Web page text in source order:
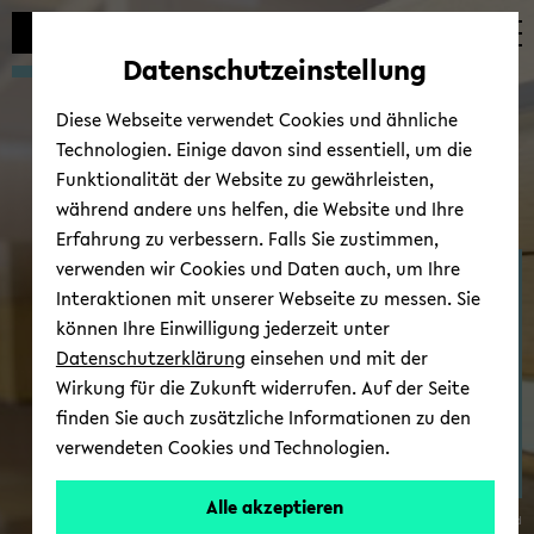
Automatische
vermeiden
zum
wechseln
zum
wechseln
zum
wechseln
Ter­mi­ne/News
© Uni­ver­si­tät Bie­le­feld
Datenschutzeinstellung
Diese Webseite verwendet Cookies und ähnliche
Technologien. Einige davon sind essentiell, um die
Funktionalität der Website zu gewährleisten,
während andere uns helfen, die Website und Ihre
Erfahrung zu verbessern. Falls Sie zustimmen,
verwenden wir Cookies und Daten auch, um Ihre
Interaktionen mit unserer Webseite zu messen. Sie
können Ihre Einwilligung jederzeit unter
Datenschutzerklärung einsehen und mit der
Wirkung für die Zukunft widerrufen. Auf der Seite
finden Sie auch zusätzliche Informationen zu den
verwendeten Cookies und Technologien.
Alle akzeptieren